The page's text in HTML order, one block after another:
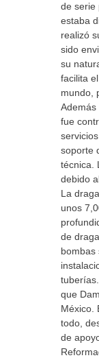
de serie
estaba
realizó
sido
su
facilita
mundo,
Además
fue
soporte
técnica.
debido
La
unos
de
bombas
que
México.
todo,
de